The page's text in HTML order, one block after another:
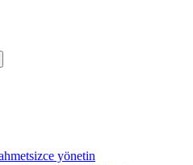
yönetin